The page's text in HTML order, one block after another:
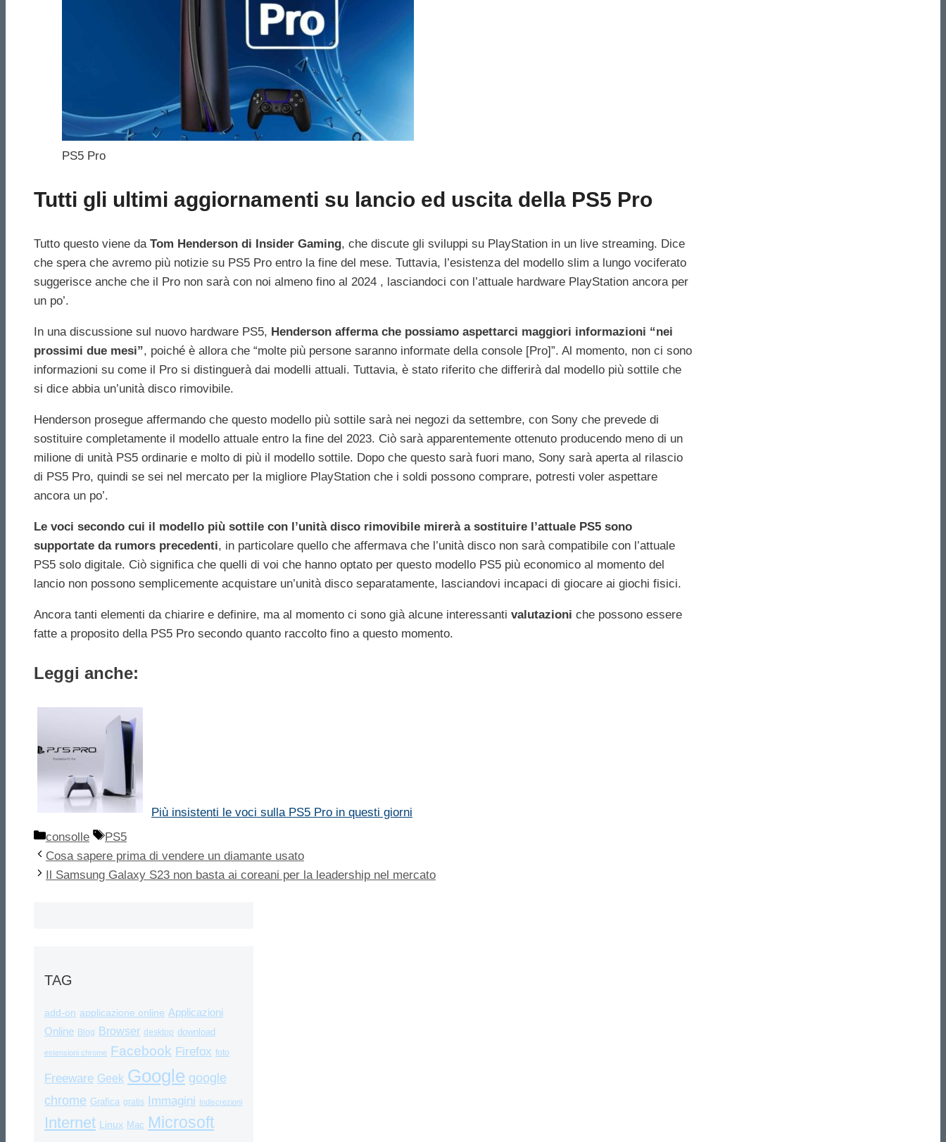
PS5 Pro
Tutti gli ultimi aggiornamenti su lancio ed uscita della PS5 Pro
Tutto questo viene da Tom Henderson di Insider Gaming, che discute gli sviluppi su PlayStation in un live streaming. Dice
che spera che avremo più notizie su PS5 Pro entro la fine del mese. Tuttavia, l’esistenza del modello slim a lungo vociferato
suggerisce anche che il Pro non sarà con noi almeno fino al 2024 , lasciandoci con l’attuale hardware PlayStation ancora per
un po’.
In una discussione sul nuovo hardware PS5, Henderson afferma che possiamo aspettarci maggiori informazioni “nei
prossimi due mesi”, poiché è allora che “molte più persone saranno informate della console [Pro]”. Al momento, non ci sono
informazioni su come il Pro si distinguerà dai modelli attuali. Tuttavia, è stato riferito che differirà dal modello più sottile che
si dice abbia un’unità disco rimovibile.
Henderson prosegue affermando che questo modello più sottile sarà nei negozi da settembre, con Sony che prevede di
sostituire completamente il modello attuale entro la fine del 2023. Ciò sarà apparentemente ottenuto producendo meno di un
milione di unità PS5 ordinarie e molto di più il modello sottile. Dopo che questo sarà fuori mano, Sony sarà aperta al rilascio
di PS5 Pro, quindi se sei nel mercato per la migliore PlayStation che i soldi possono comprare, potresti voler aspettare
ancora un po’.
Le voci secondo cui il modello più sottile con l’unità disco rimovibile mirerà a sostituire l’attuale PS5 sono
supportate da rumors precedenti, in particolare quello che affermava che l’unità disco non sarà compatibile con l’attuale
PS5 solo digitale. Ciò significa che quelli di voi che hanno optato per questo modello PS5 più economico al momento del
lancio non possono semplicemente acquistare un’unità disco separatamente, lasciandovi incapaci di giocare ai giochi fisici.
Ancora tanti elementi da chiarire e definire, ma al momento ci sono già alcune interessanti valutazioni che possono essere
fatte a proposito della PS5 Pro secondo quanto raccolto fino a questo momento.
Leggi anche:
Più insistenti le voci sulla PS5 Pro in questi giorni
Categorie
consolle Tag
PS5
Cosa sapere prima di vendere un diamante usato
Il Samsung Galaxy S23 non basta ai coreani per la leadership nel mercato
TAG
add-on applicazione online Applicazioni
Online Blog Browser desktop download
estensioni chrome Facebook Firefox foto
Freeware Geek Google google
chrome Grafica gratis Immagini Indiscrezioni
Internet Linux Mac Microsoft